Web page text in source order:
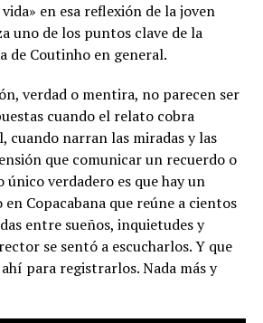
en esa reflexión de la joven
uno de los puntos clave de la
de Coutinhoen general.
verdad o mentira, no parecen ser
cuando el relato cobra
cuando narran las miradas y las
que comunicar un recuerdo o
verdadero es que hay un
Copacabana que reúne a cientos
entre sueños, inquietudes y
se sentó a escucharlos. Y que
para registrarlos. Nada más y